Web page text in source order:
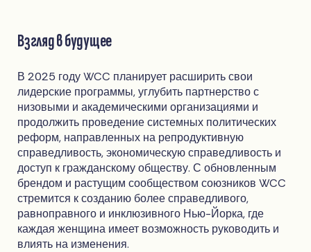
Взгляд в будущее
В 2025 году WCC планирует расширить свои
лидерские программы, углубить партнерство с
низовыми и академическими организациями и
продолжить проведение системных политических
реформ, направленных на репродуктивную
справедливость, экономическую справедливость и
доступ к гражданскому обществу. С обновленным
брендом и растущим сообществом союзников WCC
стремится к созданию более справедливого,
равноправного и инклюзивного Нью-Йорка, где
каждая женщина имеет возможность руководить и
влиять на изменения.